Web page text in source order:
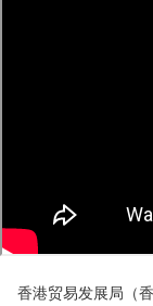
香港贸易发展局（